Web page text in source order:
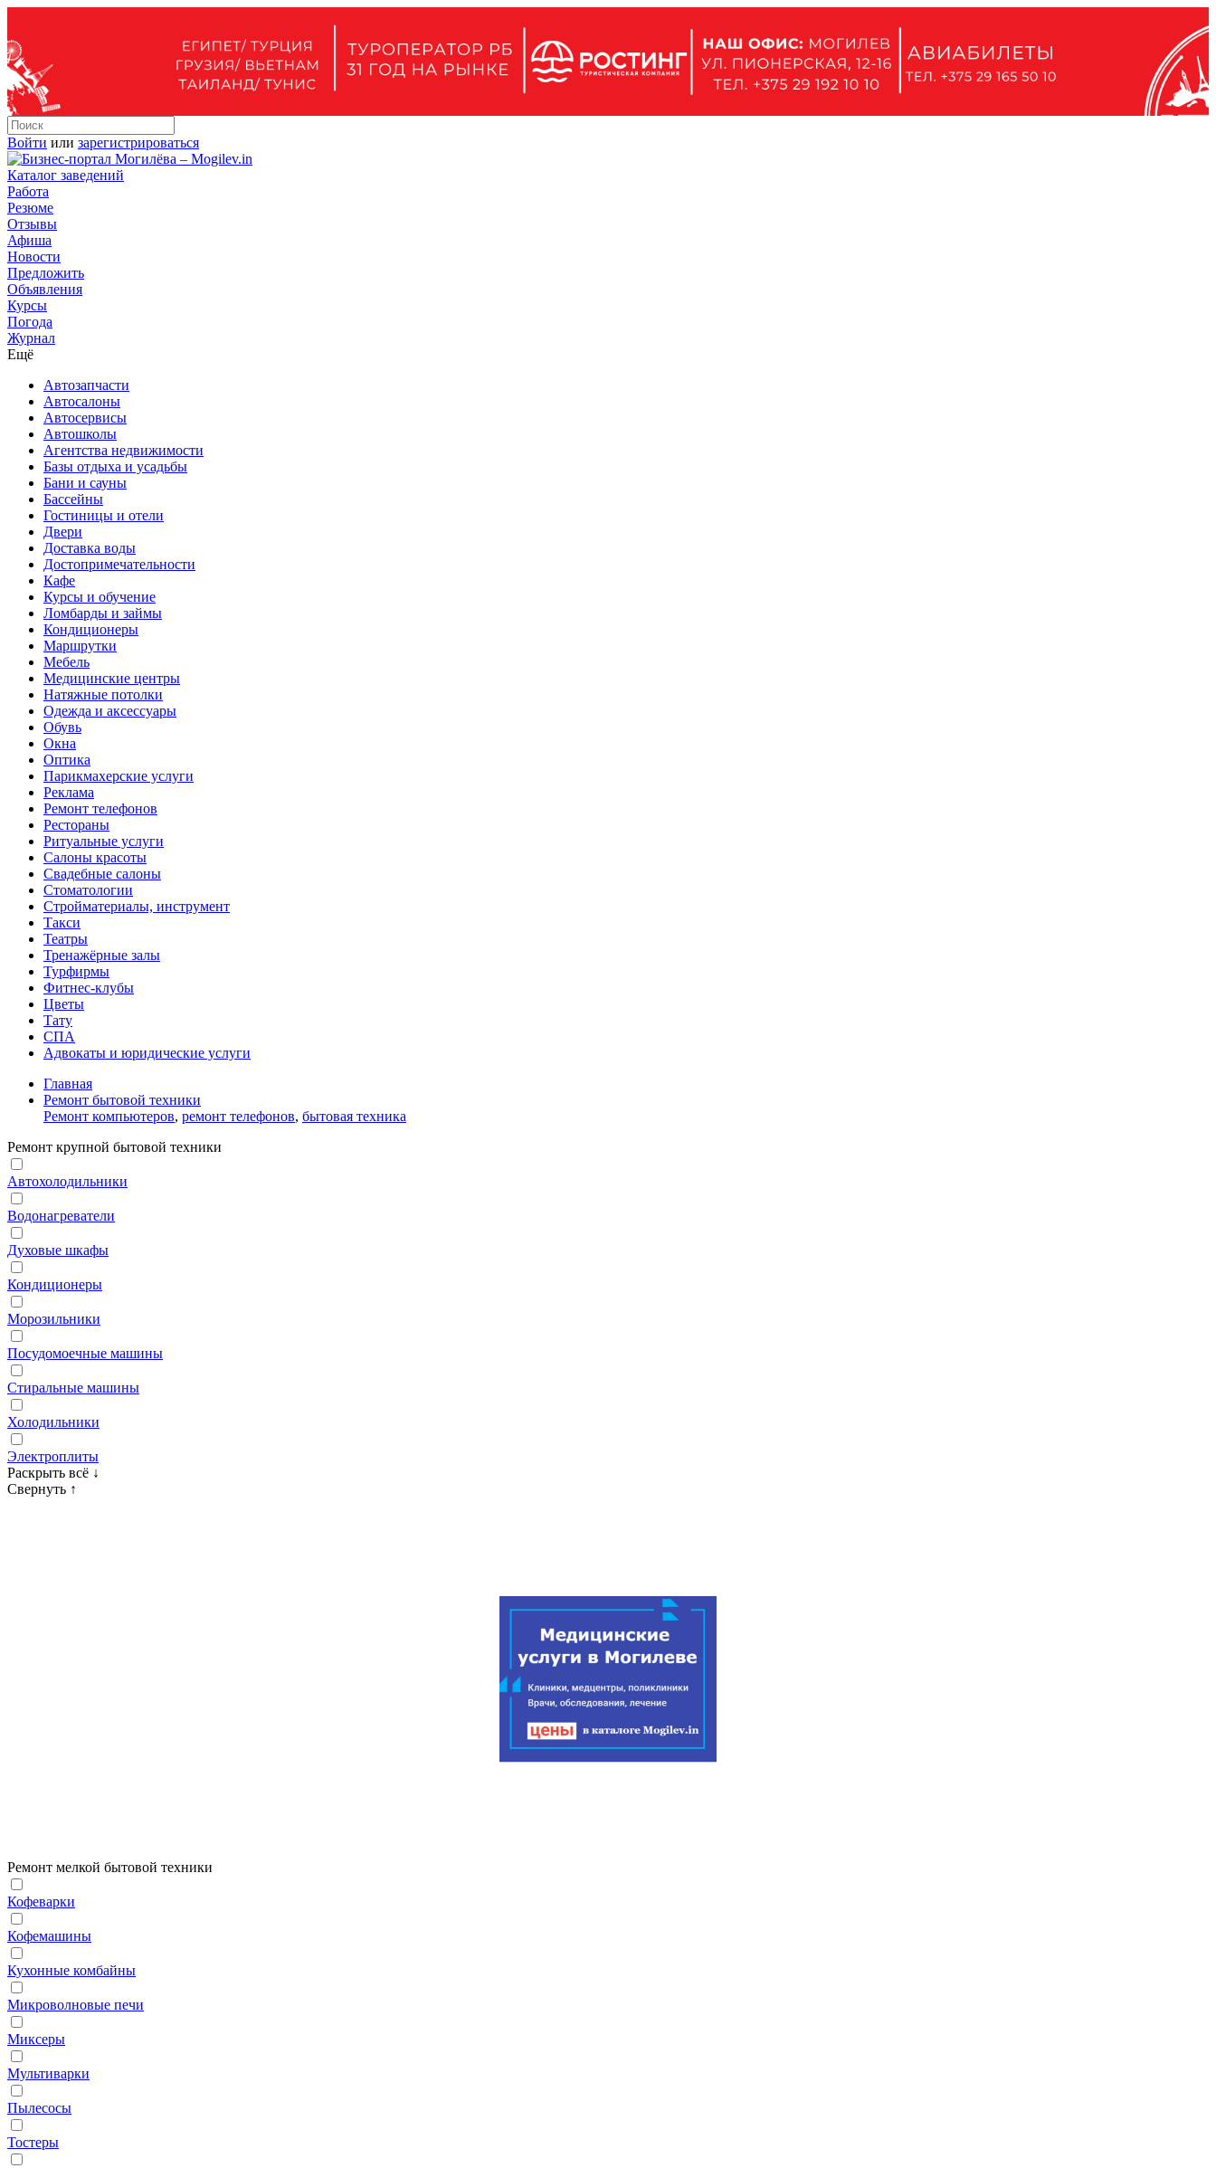
Войти или зарегистрироваться
Каталог заведений
Работа
Резюме
Отзывы
Афиша
Новости
Предложить
Объявления
Курсы
Погода
Журнал
Ещё
Автозапчасти
Автосалоны
Автосервисы
Автошколы
Агентства недвижимости
Базы отдыха и усадьбы
Бани и сауны
Бассейны
Гостиницы и отели
Двери
Доставка воды
Достопримечательности
Кафе
Курсы и обучение
Ломбарды и займы
Кондиционеры
Маршрутки
Мебель
Медицинские центры
Натяжные потолки
Одежда и аксессуары
Обувь
Окна
Оптика
Парикмахерские услуги
Реклама
Ремонт телефонов
Рестораны
Ритуальные услуги
Салоны красоты
Свадебные салоны
Стоматологии
Стройматериалы, инструмент
Такси
Театры
Тренажёрные залы
Турфирмы
Фитнес-клубы
Цветы
Тату
СПА
Адвокаты и юридические услуги
Главная
Ремонт бытовой техники
Ремонт компьютеров, ремонт телефонов, бытовая техника
Ремонт крупной бытовой техники
Автохолодильники
Водонагреватели
Духовые шкафы
Кондиционеры
Морозильники
Посудомоечные машины
Стиральные машины
Холодильники
Электроплиты
Раскрыть всё ↓
Свернуть ↑
Ремонт мелкой бытовой техники
Кофеварки
Кофемашины
Кухонные комбайны
Микроволновые печи
Миксеры
Мультиварки
Пылесосы
Тостеры